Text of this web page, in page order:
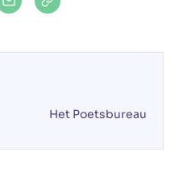
Twitter)
via Whatsapp
Share via Mail
Copy to clipboard
Het Poetsbureau